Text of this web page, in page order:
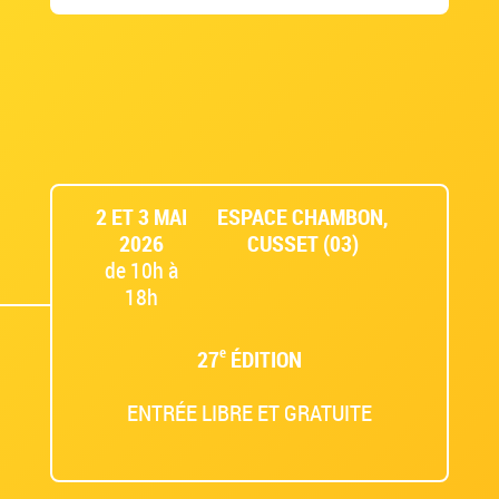
2 ET 3 MAI
2026
de 10h à
18h
ESPACE CHAMBON,
CUSSET (03)
27e ÉDITION
ENTRÉE LIBRE ET GRATUITE